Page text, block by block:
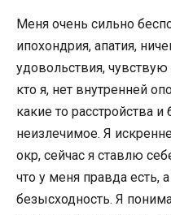
Меня очень сильно
ипохондрия, апатия,
удовольствия,
кто я, нет внутренней
какие то расстройства
неизлечимое. Я
окр, сейчас я ставлю
что у меня правда есть,
безысходность. Я